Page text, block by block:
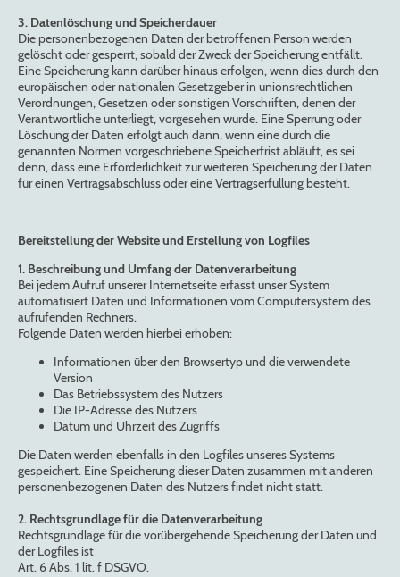
3. Datenlöschung und Speicherdauer
Die personenbezogenen Daten der betroffenen Person werden
gelöscht oder gesperrt, sobald der Zweck der Speicherung entfällt.
Eine Speicherung kann darüber hinaus erfolgen, wenn dies durch den
europäischen oder nationalen Gesetzgeber in unionsrechtlichen
Verordnungen, Gesetzen oder sonstigen Vorschriften, denen der
Verantwortliche unterliegt, vorgesehen wurde. Eine Sperrung oder
Löschung der Daten erfolgt auch dann, wenn eine durch die
genannten Normen vorgeschriebene Speicherfrist abläuft, es sei
denn, dass eine Erforderlichkeit zur weiteren Speicherung der Daten
für einen Vertragsabschluss oder eine Vertragserfüllung besteht.
Bereitstellung der Website und Erstellung von Logfiles
1. Beschreibung und Umfang der Datenverarbeitung
Bei jedem Aufruf unserer Internetseite erfasst unser System
automatisiert Daten und Informationen vom Computersystem des
aufrufenden Rechners.
Folgende Daten werden hierbei erhoben:
Informationen über den Browsertyp und die verwendete
Version
Das Betriebssystem des Nutzers
Die IP-Adresse des Nutzers
Datum und Uhrzeit des Zugriffs
Die Daten werden ebenfalls in den Logfiles unseres Systems
gespeichert. Eine Speicherung dieser Daten zusammen mit anderen
personenbezogenen Daten des Nutzers findet nicht statt.
2. Rechtsgrundlage für die Datenverarbeitung
Rechtsgrundlage für die vorübergehende Speicherung der Daten und
der Logfiles ist
Art. 6 Abs. 1 lit. f DSGVO.